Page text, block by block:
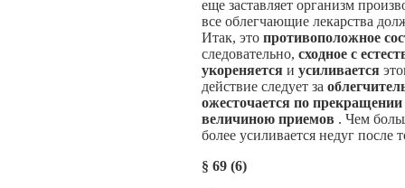
еще заставляет организм
все облегчающие лекарства
Итак, это противоположное
следовательно, сходное с
укореняется и усиливается
действие следует за
ожесточается по прекращении
величиною приемов . Чем
более усиливается недуг после
§ 69 (6)